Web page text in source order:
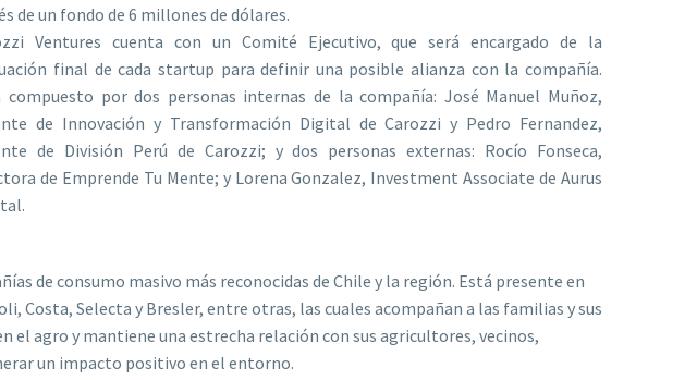
de un fondo de 6 millones de dólares.
Ventures cuenta con un Comité Ejecutivo, que será encargado de la
final de cada startup para definir una posible alianza con la compañía.
compuesto por dos personas internas de la compañía: José Manuel Muñoz,
de Innovación y Transformación Digital de Carozzi y Pedro Fernandez,
de División Perú de Carozzi; y dos personas externas: Rocío Fonseca,
de Emprende Tu Mente; y Lorena Gonzalez, Investment Associate de Aurus
de consumo masivo más reconocidas de Chile y la región. Está presente en
Costa, Selecta y Bresler, entre otras, las cuales acompañan a las familias y sus
el agro y mantiene una estrecha relación con sus agricultores, vecinos,
un impacto positivo en el entorno.